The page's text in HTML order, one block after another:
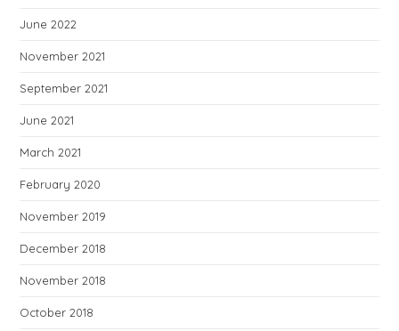
June 2022
November 2021
September 2021
June 2021
March 2021
February 2020
November 2019
December 2018
November 2018
October 2018